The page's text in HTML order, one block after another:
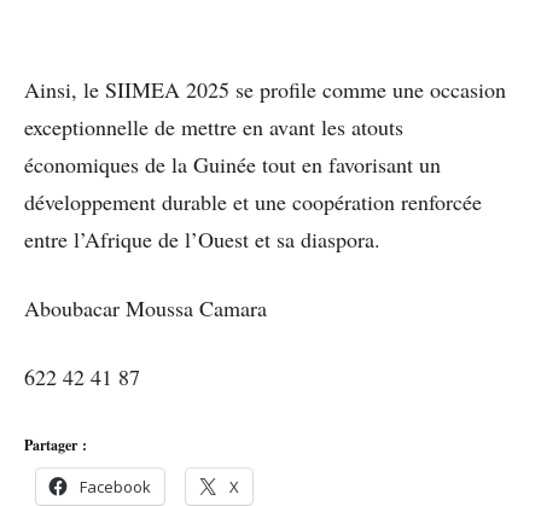
Ainsi, le SIIMEA 2025 se profile comme une occasion
exceptionnelle de mettre en avant les atouts
économiques de la Guinée tout en favorisant un
développement durable et une coopération renforcée
entre l’Afrique de l’Ouest et sa diaspora.
Aboubacar Moussa Camara
622 42 41 87
Partager :
Facebook X